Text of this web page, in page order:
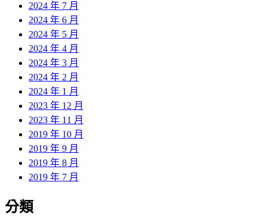
2024 年 7 月
2024 年 6 月
2024 年 5 月
2024 年 4 月
2024 年 3 月
2024 年 2 月
2024 年 1 月
2023 年 12 月
2023 年 11 月
2019 年 10 月
2019 年 9 月
2019 年 8 月
2019 年 7 月
分類